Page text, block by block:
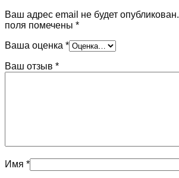
Ваш адрес email не будет опубликован.
поля помечены *
Ваша оценка *
Ваш отзыв *
Имя *